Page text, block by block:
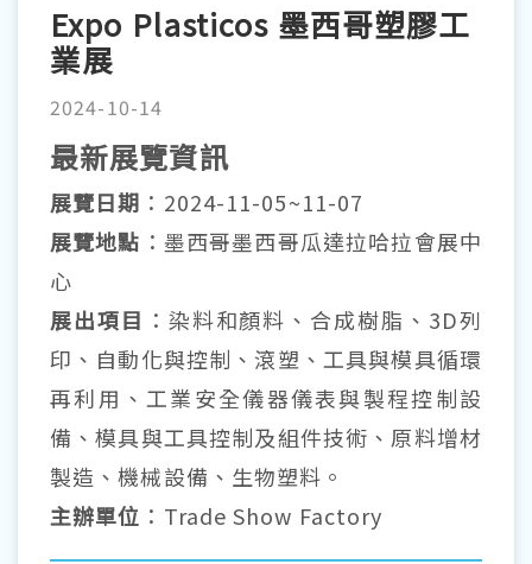
Expo Plasticos 墨西哥塑膠工
業展
2024-10-14
最新展覽資訊
展覽日期 ：2024-11-05~11-07
展覽地點 ：墨西哥墨西哥瓜達拉哈拉會展中
心
展出項目 ：染料和顏料、合成樹脂、3D列
印、自動化與控制、滾塑、工具與模具循環
再利用、工業安全儀器儀表與製程控制設
備、模具與工具控制及組件技術、原料增材
製造、機械設備、生物塑料。
主辦單位 ：Trade Show Factory